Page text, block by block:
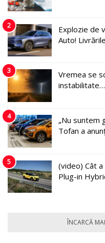
2
Explozie de
Auto!
3
Vremea se
instabilitate…
4
„Nu suntem
Tofan a
5
(video) Cât
Plug-in
ÎNCARCĂ